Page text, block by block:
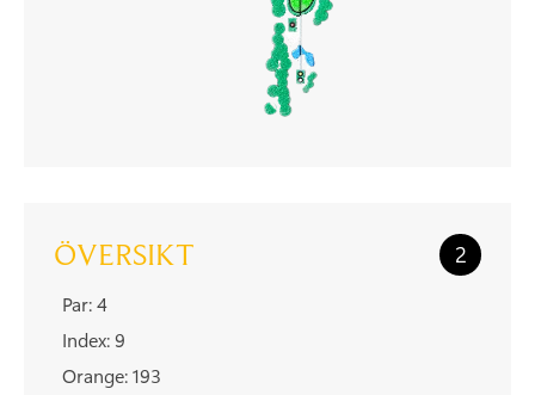
ÖVERSIKT 2
Par: 4
Index: 9
Orange: 193